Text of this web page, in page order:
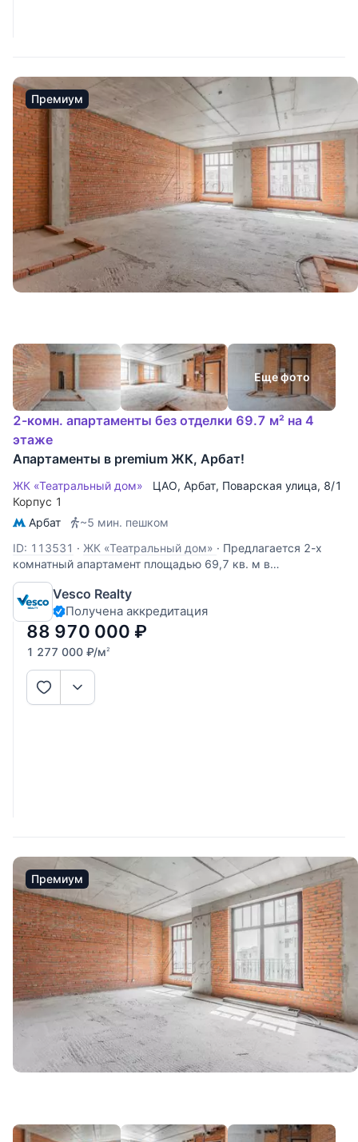
Премиум
Еще фото
2-комн. апартаменты без отделки 69.7 м² на 4
этаже
Апартаменты в premium ЖК, Арбат!
ЖК «Театральный дом» ЦАО, Арбат, Поварская улица, 8/1
Корпус 1
Арбат
~5 мин. пешком
ID: 113531 · ЖК «Театральный дом» · Предлагается 2-х
комнатный апартамент площадью 69,7 кв. м в
премиальном жилом комплексе на Арбате «Театральный
дом». Апартамент расположен на 4-м этаже и имеет
свободную планировку. Возможный вариант зонирования
пространства: просторная кухня
Vesco Realty
Получена аккредитация
88 970 000 ₽
1 277 000 ₽/м2
Премиум